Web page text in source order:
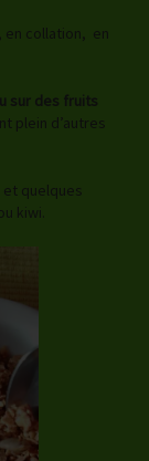
en collation, en
sur des fruits
plein d’autres
et quelques
kiwi.